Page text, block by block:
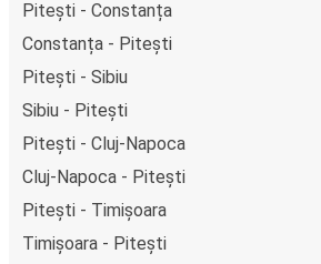
Pitești - Constanța
Constanța - Pitești
Pitești - Sibiu
Sibiu - Pitești
Pitești - Cluj-Napoca
Cluj-Napoca - Pitești
Pitești - Timișoara
Timișoara - Pitești